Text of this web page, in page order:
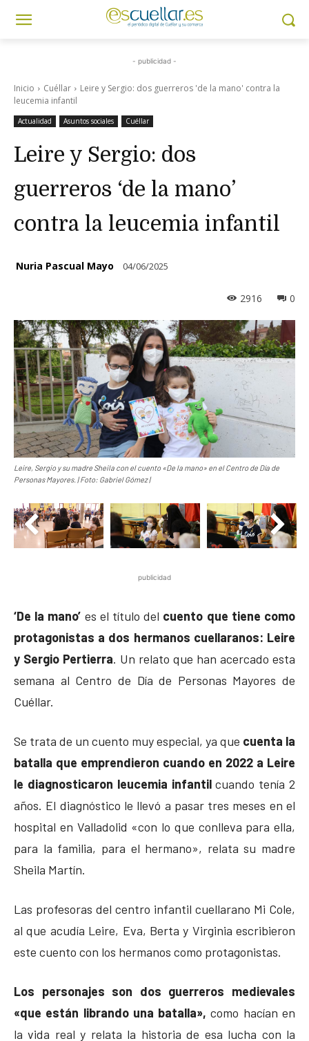
- publicidad -
Inicio Cuéllar
Leire y Sergio: dos guerreros 'de la mano' contra la
leucemia infantil
Actualidad Asuntos sociales Cuéllar
Leire y Sergio: dos
guerreros ‘de la mano’
contra la leucemia infantil
Nuria Pascual Mayo 04/06/2025
0
2916
Leire, Sergio y su madre Sheila con el cuento «De la mano» en el Centro de Día de
Personas Mayores. | Foto: Gabriel Gómez |
publicidad
‘De la mano’ es el título del cuento que tiene como
protagonistas a dos hermanos cuellaranos: Leire
y Sergio Pertierra. Un relato que han acercado esta
semana al Centro de Día de Personas Mayores de
Cuéllar.
Se trata de un cuento muy especial, ya que cuenta la
batalla que emprendieron cuando en 2022 a Leire
le diagnosticaron leucemia infantilcuando tenía 2
años. El diagnóstico le llevó a pasar tres meses en el
hospital en Valladolid «con lo que conlleva para ella,
para la familia, para el hermano», relata su madre
Sheila Martín.
Las profesoras del centro infantil cuellarano Mi Cole,
al que acudía Leire, Eva, Berta y Virginia escribieron
este cuento con los hermanos como protagonistas.
Los personajes son dos guerreros medievales
«que están librando una batalla», como hacían en
la vida real y relata la historia de esa lucha con la